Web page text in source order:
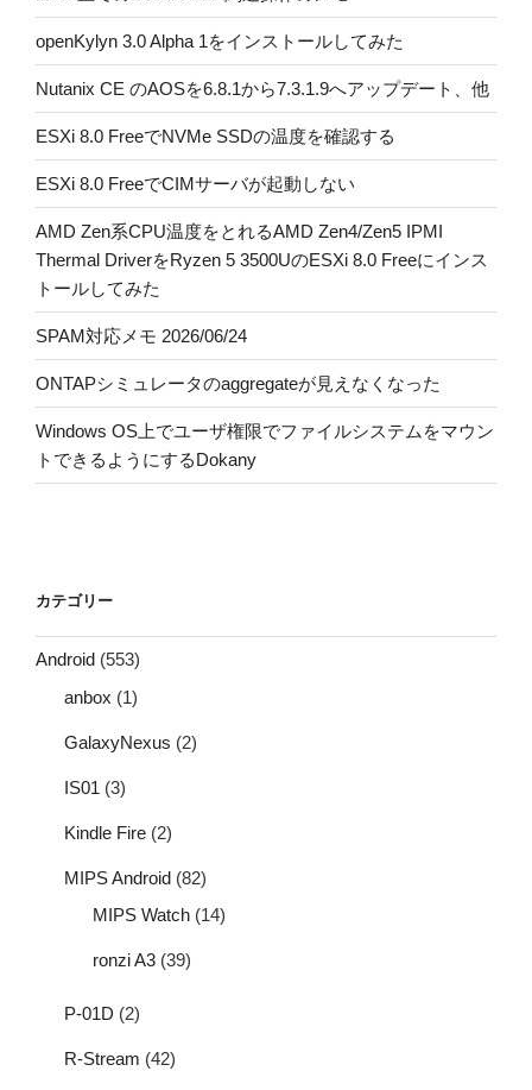
openKylyn 3.0 Alpha 1をインストールしてみた
Nutanix CE のAOSを6.8.1から7.3.1.9へアップデート、他
ESXi 8.0 FreeでNVMe SSDの温度を確認する
ESXi 8.0 FreeでCIMサーバが起動しない
AMD Zen系CPU温度をとれるAMD Zen4/Zen5 IPMI
Thermal DriverをRyzen 5 3500UのESXi 8.0 Freeにインス
トールしてみた
SPAM対応メモ 2026/06/24
ONTAPシミュレータのaggregateが見えなくなった
Windows OS上でユーザ権限でファイルシステムをマウン
トできるようにするDokany
カテゴリー
Android (553)
anbox (1)
GalaxyNexus (2)
IS01 (3)
Kindle Fire (2)
MIPS Android (82)
MIPS Watch (14)
ronzi A3 (39)
P-01D (2)
R-Stream (42)